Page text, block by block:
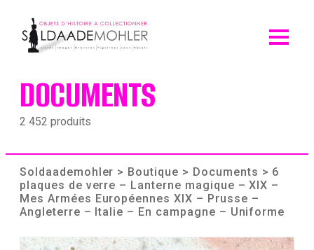
content
DOCUMENTS
2 452 produits
Soldaademohler > Boutique > Documents > 6
plaques de verre – Lanterne magique – XIX –
Mes Armées Européennes XIX – Prusse –
Angleterre – Italie – En campagne – Uniforme